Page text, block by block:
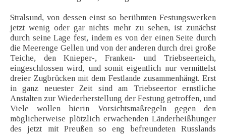
Stralsund, von dessen einst so berühmten Festungswerken
jetzt wenig oder gar nichts mehr zu sehen, ist zunächst
durch seine Lage fest, indem es von der einen Seite durch
die Meerenge Gellen und von der anderen durch drei große
Teiche, den Knieper-, Franken- und Triebseerteich,
eingeschlossen wird, und somit eigentlich nur vermittelst
dreier Zugbrücken mit dem Festlande zusammenhängt. Erst
in ganz neuester Zeit sind am Triebseertor ernstliche
Anstalten zur Wiederherstellung der Festung getroffen, und
Viele wollen hierin Vorsichtsmaßregeln gegen den
möglicherweise plötzlich erwachenden Länderheißhunger
des jetzt mit Preußen so eng befreundeten Russlands